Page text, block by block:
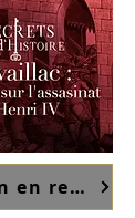
Regarder l'émission en replay sur France TV ici